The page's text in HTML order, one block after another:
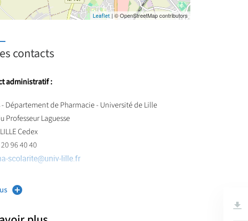
Leaflet | © OpenStreetMap contributors
contacts
administratif :
- Département de Pharmacie - Université de Lille
Professeur Laguesse
Cedex
96 40 40
scolarite@univ-lille.fr
96 49 89